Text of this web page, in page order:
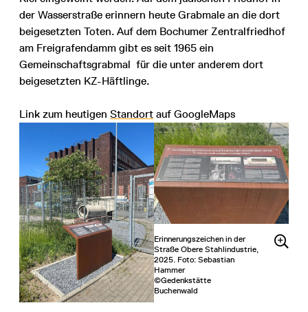
der Wasserstraße erinnern heute Grabmale an die dort
beigesetzten Toten. Auf dem Bochumer Zentralfriedhof
am Freigrafendamm gibt es seit 1965 ein
Gemeinschaftsgrabmal für die unter anderem dort
beigesetzten KZ-Häftlinge.
Link zum heutigen Standort auf GoogleMaps
Erinnerungszeichen in der
Straße Obere Stahlindustrie,
2025. Foto: Sebastian
Hammer
©Gedenkstätte
Buchenwald